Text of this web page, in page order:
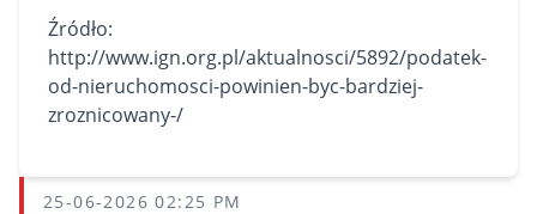
Źródło:
http://www.ign.org.pl/aktualnosci/5892/podatek-
od-nieruchomosci-powinien-byc-bardziej-
zroznicowany-/
25-06-2026 02:25 PM